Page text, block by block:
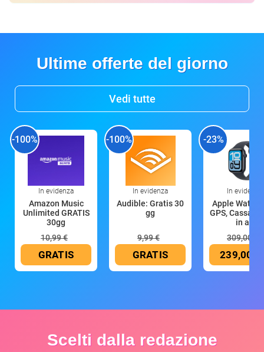
Ultime offerte del giorno
Vedi tutte
-100%
In evidenza
Amazon Music
Unlimited GRATIS
30gg
10,99 €
GRATIS
-100%
In evidenza
Audible: Gratis 30
gg
9,99 €
GRATIS
-23%
In evidenza
Apple Watch
GPS, Cassa
in all
309,00 €
239,00 €
Scelti dalla redazione